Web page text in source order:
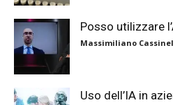
Posso utilizzare
Massimiliano
Uso dell’IA in